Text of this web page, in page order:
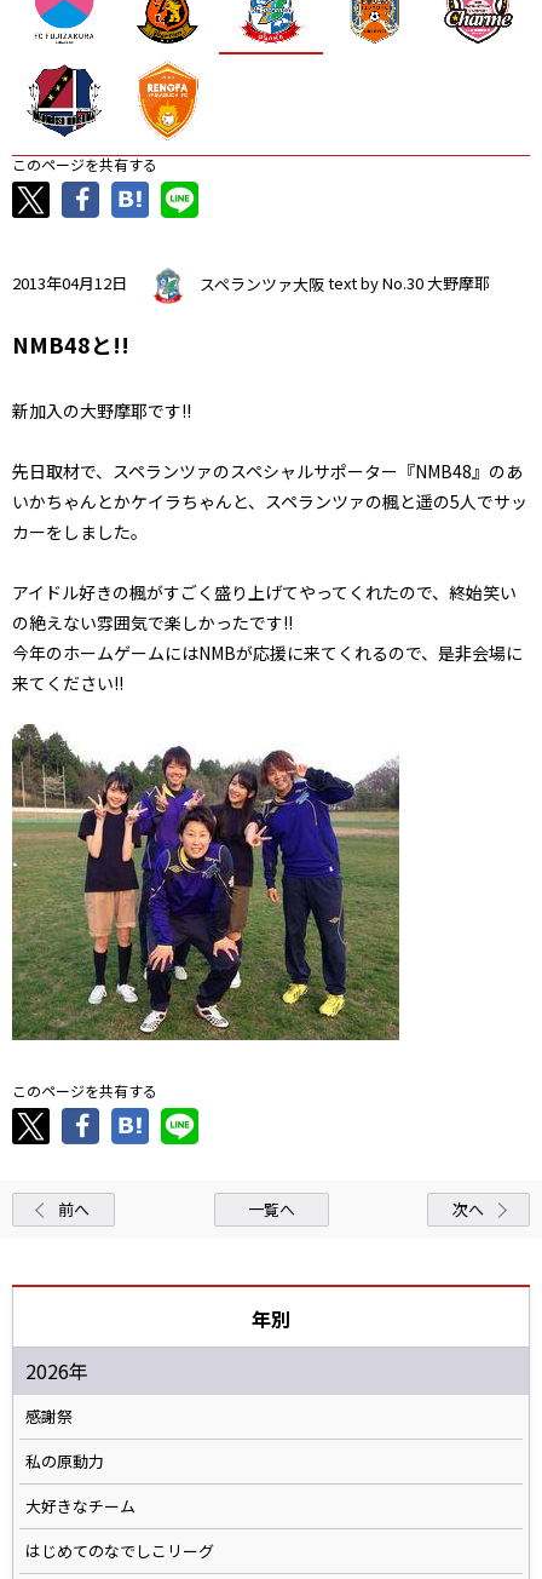
このページを共有する
2013年04月12日 スペランツァ大阪text by No.30 大野摩耶
NMB48と!!
新加入の大野摩耶です!!
先日取材で、スペランツァのスペシャルサポーター『NMB48』のあ
いかちゃんとかケイラちゃんと、スペランツァの楓と遥の5人でサッ
カーをしました。
アイドル好きの楓がすごく盛り上げてやってくれたので、終始笑い
の絶えない雰囲気で楽しかったです!!
今年のホームゲームにはNMBが応援に来てくれるので、是非会場に
来てください!!
このページを共有する
前へ 一覧へ 次へ
年別
2026年
感謝祭
私の原動力
大好きなチーム
はじめてのなでしこリーグ